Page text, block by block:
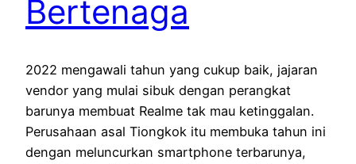
Bertenaga
2022 mengawali tahun yang cukup baik, jajaran
vendor yang mulai sibuk dengan perangkat
barunya membuat Realme tak mau ketinggalan.
Perusahaan asal Tiongkok itu membuka tahun ini
dengan meluncurkan smartphone terbarunya,